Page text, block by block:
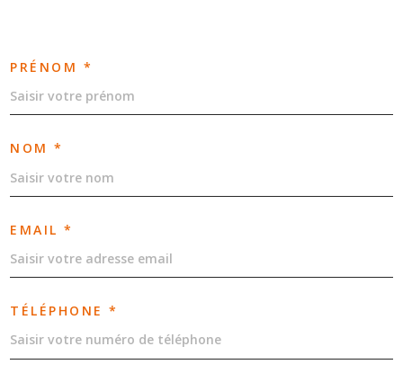
PRÉNOM *
NOM *
EMAIL *
TÉLÉPHONE *